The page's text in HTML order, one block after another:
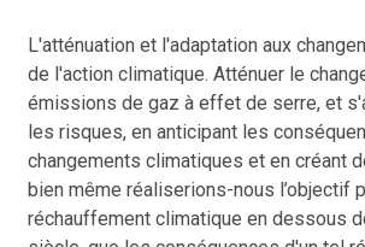
L'atténuation et l'adaptation aux
de l'action climatique. Atténuer le
émissions de gaz à effet de serre, et
les risques, en anticipant les
changements climatiques et en créant
bien même réaliserions-nous l’objectif
réchauffement climatique en dessous